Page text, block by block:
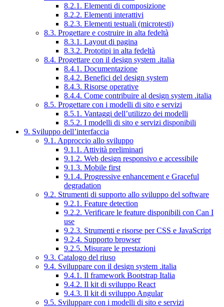
8.2.1. Elementi di composizione
8.2.2. Elementi interattivi
8.2.3. Elementi testuali (microtesti)
8.3. Progettare e costruire in alta fedeltà
8.3.1. Layout di pagina
8.3.2. Prototipi in alta fedeltà
8.4. Progettare con il design system .italia
8.4.1. Documentazione
8.4.2. Benefici del design system
8.4.3. Risorse operative
8.4.4. Come contribuire al design system .italia
8.5. Progettare con i modelli di sito e servizi
8.5.1. Vantaggi dell’utilizzo dei modelli
8.5.2. I modelli di sito e servizi disponibili
9. Sviluppo dell’interfaccia
9.1. Approccio allo sviluppo
9.1.1. Attività preliminari
9.1.2. Web design responsivo e accessibile
9.1.3. Mobile first
9.1.4. Progressive enhancement e Graceful
degradation
9.2. Strumenti di supporto allo sviluppo del software
9.2.1. Feature detection
9.2.2. Verificare le feature disponibili con Can I
use
9.2.3. Strumenti e risorse per CSS e JavaScript
9.2.4. Supporto browser
9.2.5. Misurare le prestazioni
9.3. Catalogo del riuso
9.4. Sviluppare con il design system .italia
9.4.1. Il framework Bootstrap Italia
9.4.2. Il kit di sviluppo React
9.4.3. Il kit di sviluppo Angular
9.5. Sviluppare con i modelli di sito e servizi